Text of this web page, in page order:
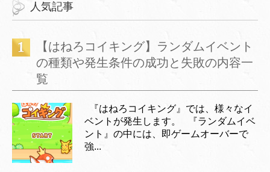
人気記事
【はねろコイキング】ランダムイベント
の種類や発生条件の成功と失敗の内容一
覧
『はねろコイキング』では、様々なイ
ベントが発生します。 『ランダムイベ
ント』の中には、即ゲームオーバーで
強...